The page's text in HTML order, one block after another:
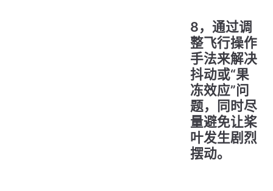
8，通过调
整飞行操作
手法来解决
抖动或“果
冻效应”问
题，同时尽
量避免让桨
叶发生剧烈
摆动。